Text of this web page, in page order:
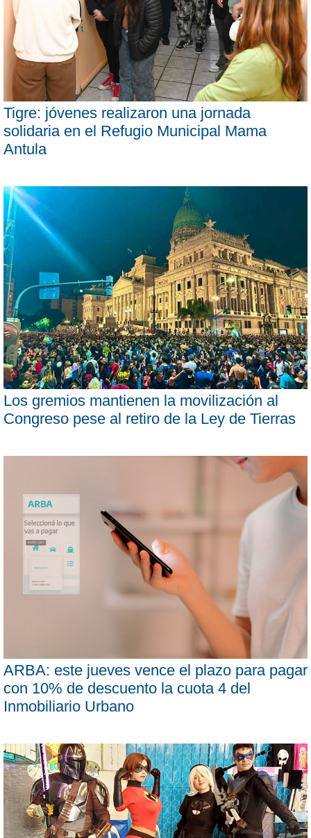
Tigre: jóvenes realizaron una jornada
solidaria en el Refugio Municipal Mama
Antula
Los gremios mantienen la movilización al
Congreso pese al retiro de la Ley de Tierras
ARBA: este jueves vence el plazo para pagar
con 10% de descuento la cuota 4 del
Inmobiliario Urbano